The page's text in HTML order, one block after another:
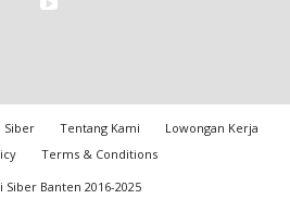
Siber Tentang Kami
Lowongan Kerja
Terms & Conditions
Siber Banten 2016-2025